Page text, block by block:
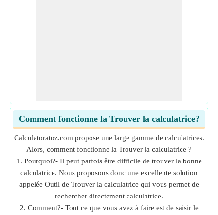
Comment fonctionne la Trouver la calculatrice?
Calculatoratoz.com propose une large gamme de calculatrices.
Alors, comment fonctionne la Trouver la calculatrice ?
1. Pourquoi?- Il peut parfois être difficile de trouver la bonne
calculatrice. Nous proposons donc une excellente solution
appelée Outil de Trouver la calculatrice qui vous permet de
rechercher directement calculatrice.
2. Comment?- Tout ce que vous avez à faire est de saisir le